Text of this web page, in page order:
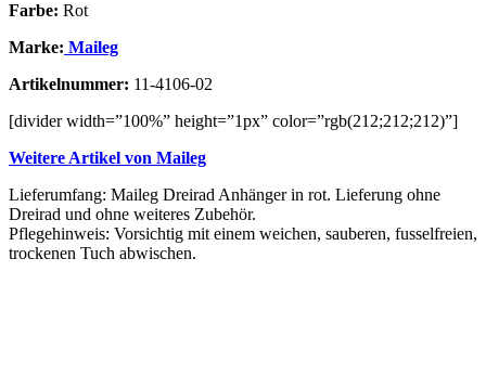
Farbe: Rot
Marke: Maileg
Artikelnummer: 11-4106-02
[divider width=”100%” height=”1px” color=”rgb(212;212;212)”]
Weitere Artikel von Maileg
Lieferumfang: Maileg Dreirad Anhänger in rot. Lieferung ohne
Dreirad und ohne weiteres Zubehör.
Pflegehinweis: Vorsichtig mit einem weichen, sauberen, fusselfreien,
trockenen Tuch abwischen.